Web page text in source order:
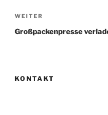
Nächster
Beitrag
WEITER
Großpackenpresse
KONTAKT